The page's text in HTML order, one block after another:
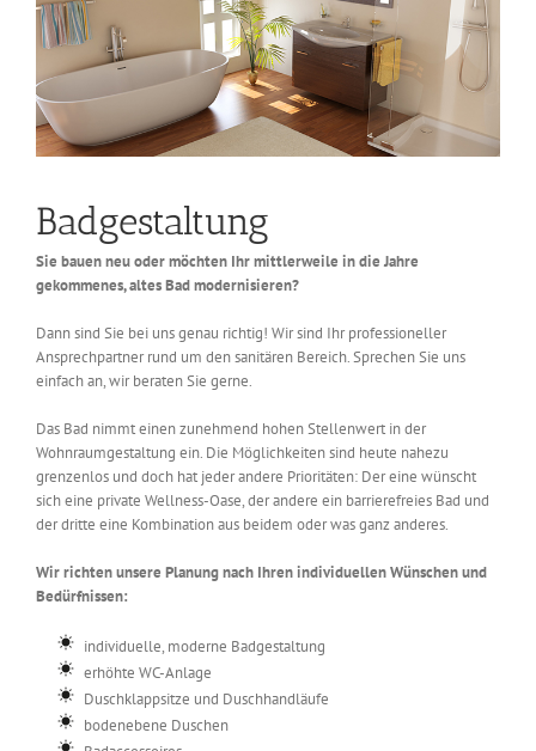
Badgestaltung
Sie bauen neu oder möchten Ihr mittlerweile in die Jahre
gekommenes, altes Bad modernisieren?
Dann sind Sie bei uns genau richtig! Wir sind Ihr professioneller
Ansprechpartner rund um den sanitären Bereich. Sprechen Sie uns
einfach an, wir beraten Sie gerne.
Das Bad nimmt einen zunehmend hohen Stellenwert in der
Wohnraumgestaltung ein. Die Möglichkeiten sind heute nahezu
grenzenlos und doch hat jeder andere Prioritäten: Der eine wünscht
sich eine private Wellness-Oase, der andere ein barrierefreies Bad und
der dritte eine Kombination aus beidem oder was ganz anderes.
Wir richten unsere Planung nach Ihren individuellen Wünschen und
Bedürfnissen:
individuelle, moderne Badgestaltung
erhöhte WC-Anlage
Duschklappsitze und Duschhandläufe
bodenebene Duschen